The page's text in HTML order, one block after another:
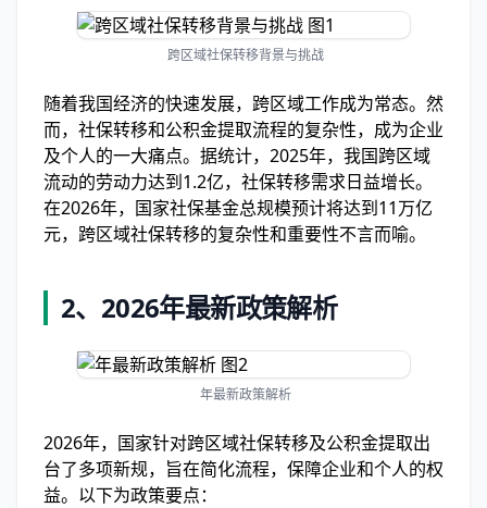
跨区域社保转移背景与挑战
随着我国经济的快速发展，跨区域工作成为常态。然
而，社保转移和公积金提取流程的复杂性，成为企业
及个人的一大痛点。据统计，2025年，我国跨区域
流动的劳动力达到1.2亿，社保转移需求日益增长。
在2026年，国家社保基金总规模预计将达到11万亿
元，跨区域社保转移的复杂性和重要性不言而喻。
2、 2026年最新政策解析
年最新政策解析
2026年，国家针对跨区域社保转移及公积金提取出
台了多项新规，旨在简化流程，保障企业和个人的权
益。以下为政策要点：